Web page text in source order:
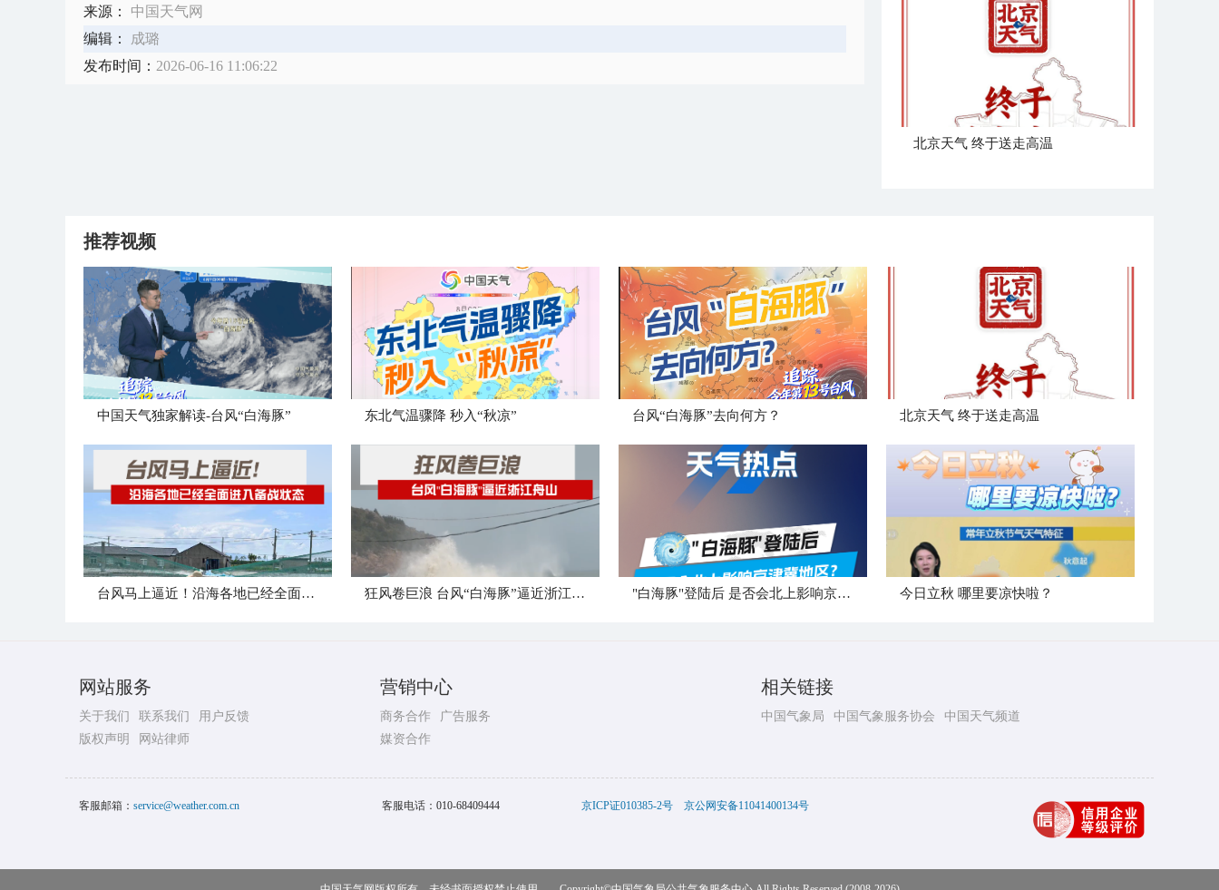
来源：
中国天气网
编辑：
成璐
发布时间： 2026-06-16 11:06:22
北京天气 终于送走高温
推荐视频
中国天气独家解读-台风“白海豚” 东北气温骤降 秒入“秋凉” 台风“白海豚”去向何方？ 北京天气 终于送走高温
台风马上逼近！沿海各地已经全面进入备战状态 狂风卷巨浪 台风“白海豚”逼近浙江舟山 "白海豚"登陆后 是否会北上影响京津冀地区？ 今日立秋 哪里要凉快啦？
网站服务
关于我们 联系我们
用户反馈
版权声明
网站律师
营销中心
商务合作
广告服务
媒资合作
相关链接
中国气象局 中国气象服务协会 中国天气频道
客服邮箱： service@weather.com.cn 客服电话： 010-68409444 京ICP证010385-2号 京公网安备11041400134号